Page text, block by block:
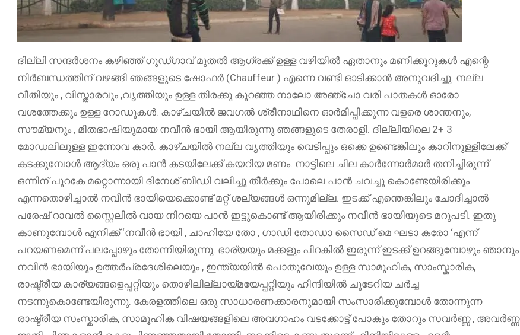
ദില്ലി സന്ദർശനം കഴിഞ്ഞ് ഗുഡ്ഗാവ് മുതൽ ആഗ്രക്ക് ഉള്ള വഴിയിൽ ഏതാനും മണിക്കൂറുകൾ എന്റെ
നിർബന്ധത്തിന് വഴങ്ങി ഞങ്ങളുടെ ഷോഫർ (Chauffeur ) എന്നെ വണ്ടി ഓടിക്കാൻ അനുവദിച്ചു. നല്ല
വീതിയും , വിസ്താരവും ,വൃത്തിയും ഉള്ള തിരക്കു കുറഞ്ഞ നാലോ അഞ്ചോ വരി പാതകൾ ഓരോ
വശത്തേക്കും ഉള്ള റോഡുകൾ. കാഴ്ചയിൽ ജവഗൽ ശ്രീനാഥിനെ ഓർമിപ്പിക്കുന്ന വളരെ ശാന്തനും,
സൗമ്യനും , മിതഭാഷിയുമായ നവീൻ ഭായി ആയിരുന്നു ഞങ്ങളുടെ തേരാളി. ദില്ലിയിലെ 2+ 3
മോഡലിലുള്ള ഇന്നോവ കാർ. കാഴ്ചയിൽ നല്ല വൃത്തിയും വെടിപ്പും ഒക്കെ ഉണ്ടെങ്കിലും കാറിനുള്ളിലേക്ക്
കടക്കുമ്പോൾ ആദ്യം ഒരു പാൻ കടയിലേക്ക് കയറിയ മണം. നാട്ടിലെ ചില കാർന്നോർമാർ തനിച്ചിരുന്ന്
ഒന്നിന് പുറകേ മറ്റൊന്നായി ദിനേശ് ബീഡി വലിച്ചു തീർക്കും പോലെ പാൻ ചവച്ചു കൊണ്ടേയിരിക്കും
എന്നതൊഴിച്ചാൽ നവീൻ ഭായിയെക്കൊണ്ട് മറ്റ് ശല്യങ്ങൾ ഒന്നുമില്ല. ഇടക്ക് എന്തെങ്കിലും ചോദിച്ചാൽ
പരേഷ് റാവൽ സ്റ്റൈലിൽ വായ നിറയെ പാൻ ഇട്ടുകൊണ്ട് ആയിരിക്കും നവീൻ ഭായിയുടെ മറുപടി. ഇതു
കാണുമ്പോൾ എനിക്ക് ‘നവീൻ ഭായി , ചാഹിയേ തോ , ഗാഡി തോഡാ സൈഡ് മെ ഘടാ കരോ ‘എന്ന്
പറയണമെന്ന് പലപ്പോഴും തോന്നിയിരുന്നു. ഭാര്യയും മക്കളും പിറകിൽ ഇരുന്ന് ഇടക്ക് ഉറങ്ങുമ്പോഴും ഞാനും
നവീൻ ഭായിയും ഉത്തർപ്രദേശിലെയും , ഇന്ത്യയിൽ പൊതുവേയും ഉള്ള സാമൂഹിക, സാംസ്കാരിക,
രാഷ്ട്രീയ കാര്യങ്ങളെപ്പറ്റിയും തൊഴിലില്ലായ്മയേപ്പറ്റിയും ഹിന്ദിയിൽ ചൂടേറിയ ചർച്ച
നടന്നുകൊണ്ടേയിരുന്നു. കേരളത്തിലെ ഒരു സാധാരണക്കാരനുമായി സംസാരിക്കുമ്പോൾ തോന്നുന്ന
രാഷ്ട്രീയ സംസ്കാരിക, സാമൂഹിക വിഷയങ്ങളിലെ അവഗാഹം വടക്കോട്ട് പോകും തോറും സവർണ്ണ , അവർണ്ണ